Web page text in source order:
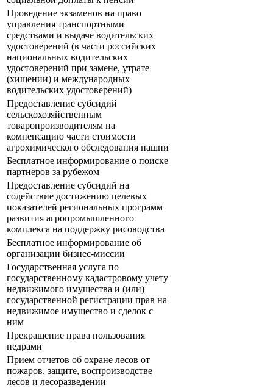
Проведение экзаменов на право
управления транспортными
средствами и выдаче водительских
удостоверений (в части российских
национальных водительских
удостоверений при замене, утрате
(хищении) и международных
водительских удостоверений)
Предоставление субсидий
сельскохозяйственным
товаропроизводителям на
компенсацию части стоимости
агрохимического обследования пашни
Бесплатное информирование о поиске
партнеров за рубежом
Предоставление субсидий на
содействие достижению целевых
показателей региональных программ
развития агропромышленного
комплекса на поддержку рисоводства
Бесплатное информирование об
организации бизнес-миссии
Государственная услуга по
государственному кадастровому учету
недвижимого имущества и (или)
государственной регистрации прав на
недвижимое имущество и сделок с
ним
Прекращение права пользования
недрами
Прием отчетов об охране лесов от
пожаров, защите, воспроизводстве
лесов и лесоразведении